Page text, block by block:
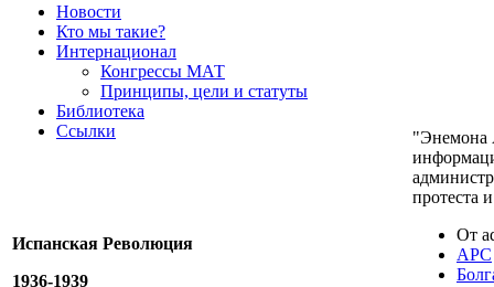
Новости
Кто мы такие?
Интернационал
Конгрессы МАТ
Принципы, цели и статуты
Библиотека
Ссылки
Испанская Революция
1936-1939
"Энемона
протеста
От
АРС